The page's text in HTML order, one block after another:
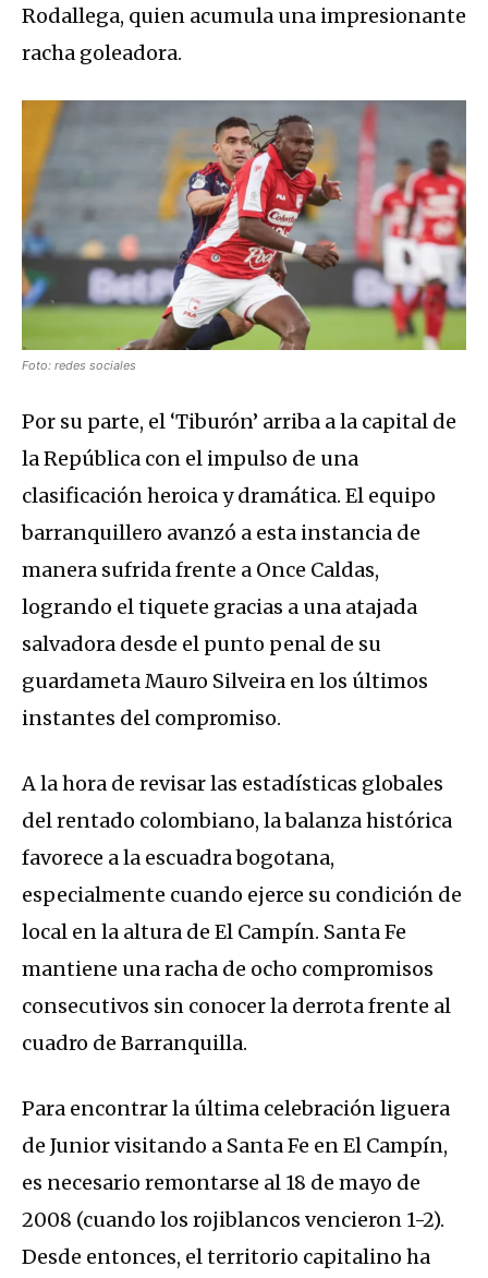
Rodallega, quien acumula una impresionante
racha goleadora.
Foto: redes sociales
Por su parte, el ‘Tiburón’ arriba a la capital de
la República con el impulso de una
clasificación heroica y dramática. El equipo
barranquillero avanzó a esta instancia de
manera sufrida frente a Once Caldas,
logrando el tiquete gracias a una atajada
salvadora desde el punto penal de su
guardametaMauro Silveira en los últimos
instantes del compromiso.
A la hora de revisar las estadísticas globales
del rentado colombiano, la balanza histórica
favorece a la escuadra bogotana,
especialmente cuando ejerce su condición de
local en la altura de El Campín. Santa Fe
mantiene una racha de ocho compromisos
consecutivos sin conocer la derrota frente al
cuadro de Barranquilla.
Para encontrar la última celebración liguera
de Junior visitando a Santa Fe en El Campín,
es necesario remontarse al 18 de mayo de
2008 (cuando los rojiblancos vencieron 1-2).
Desde entonces, el territorio capitalino ha